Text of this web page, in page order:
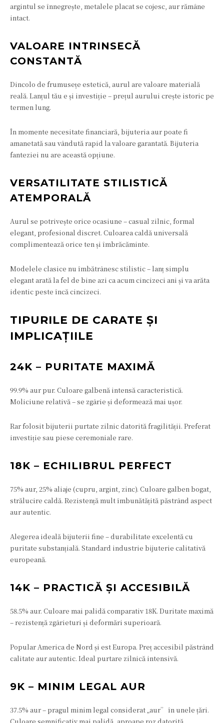
argintul se înnegrește, metalele placat se cojesc, aur rămâne
intact.
VALOARE INTRINSECĂ
CONSTANTĂ
Dincolo de frumusețe estetică, aurul are valoare materială
reală. Lanțul tău e și investiție – prețul aurului crește istoric pe
termen lung.
În momente necesitate financiară, bijuteria aur poate fi
amanetată sau vândută rapid la valoare garantată. Bijuteria
fanteziei nu are această opțiune.
VERSATILITATE STILISTICĂ
ATEMPORALĂ
Aurul se potrivește orice ocasiune – casual zilnic, formal
elegant, profesional discret. Culoarea caldă universală
complimentează orice ten și îmbrăcăminte.
Modelele clasice nu îmbătrânesc stilistic – lanț simplu
elegant arată la fel de bine azi ca acum cincizeci ani și va arăta
identic peste încă cincizeci.
TIPURILE DE CARATE ȘI
IMPLICAȚIILE
24K – PURITATE MAXIMĂ
99.9% aur pur. Culoare galbenă intensă caracteristică.
Moliciune relativă – se zgârie și deformează mai ușor.
Rar folosit bijuterii purtate zilnic datorită fragilității. Preferat
investiție sau piese ceremoniale rare.
18K – ECHILIBRUL PERFECT
75% aur, 25% aliaje (cupru, argint, zinc). Culoare galben bogat,
strălucire caldă. Rezistență mult îmbunătățită păstrând aspect
aur autentic.
Alegerea ideală bijuterii fine – durabilitate excelentă cu
puritate substanțială. Standard industrie bijuterie calitativă
europeană.
14K – PRACTICĂ ȘI ACCESIBILĂ
58.5% aur. Culoare mai palidă comparativ 18K. Duritate maximă
– rezistență zgârieturi și deformări superioară.
Popular America de Nord și est Europa. Preț accesibil păstrând
calitate aur autentic. Ideal purtare zilnică intensivă.
9K – MINIM LEGAL AUR
37.5% aur – pragul minim legal considerat „aur” în unele țări.